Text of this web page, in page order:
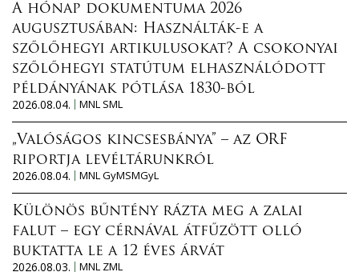
A hónap dokumentuma 2026
augusztusában: Használták-e a
szőlőhegyi artikulusokat? A csokonyai
szőlőhegyi statútum elhasználódott
példányának pótlása 1830-ból
2026.08.04.
MNL SML
„Valóságos kincsesbánya” – az ORF
riportja levéltárunkról
2026.08.04.
MNL GyMSMGyL
Különös bűntény rázta meg a zalai
falut – egy cérnával átfűzött olló
buktatta le a 12 éves árvát
2026.08.03.
MNL ZML